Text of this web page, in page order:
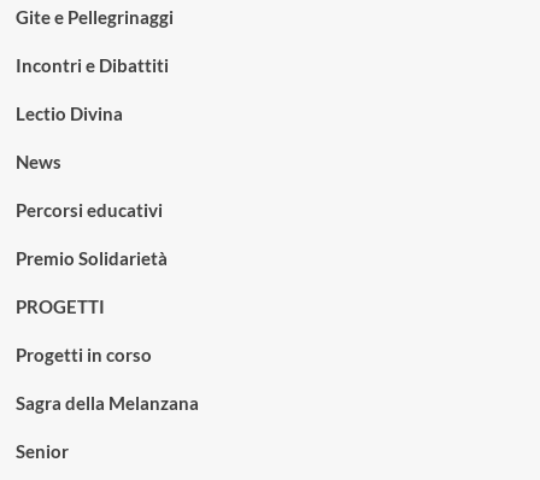
Gite e Pellegrinaggi
Incontri e Dibattiti
Lectio Divina
News
Percorsi educativi
Premio Solidarietà
PROGETTI
Progetti in corso
Sagra della Melanzana
Senior